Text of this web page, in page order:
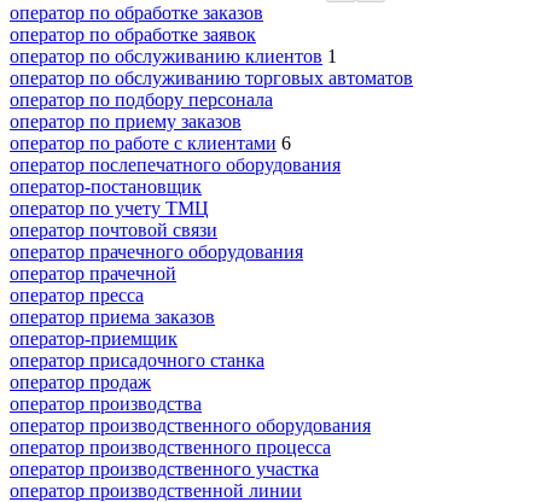
оператор по обработке заказов
оператор по обработке заявок
оператор по обслуживанию клиентов 1
оператор по обслуживанию торговых автоматов
оператор по подбору персонала
оператор по приему заказов
оператор по работе с клиентами 6
оператор послепечатного оборудования
оператор-постановщик
оператор по учету ТМЦ
оператор почтовой связи
оператор прачечного оборудования
оператор прачечной
оператор пресса
оператор приема заказов
оператор-приемщик
оператор присадочного станка
оператор продаж
оператор производства
оператор производственного оборудования
оператор производственного процесса
оператор производственного участка
оператор производственной линии